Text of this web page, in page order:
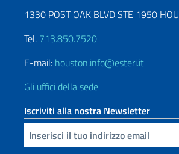
1330 POST OAK BLVD STE 1950
Tel. 713.850.7520
E-mail: houston.info@esteri.it
Gli uffici della sede
Iscriviti alla nostra Newsletter
Inserisci la tua email